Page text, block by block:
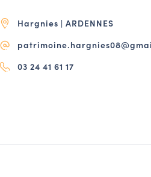
Hargnies | ARDENNES
03 24 41 61 17